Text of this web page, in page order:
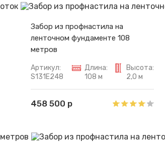
Забор из профнастила на
ленточном фундаменте 108
метров
Артикул:
S131E248
Длина:
108 м
Высота:
2,0 м
458 500 р